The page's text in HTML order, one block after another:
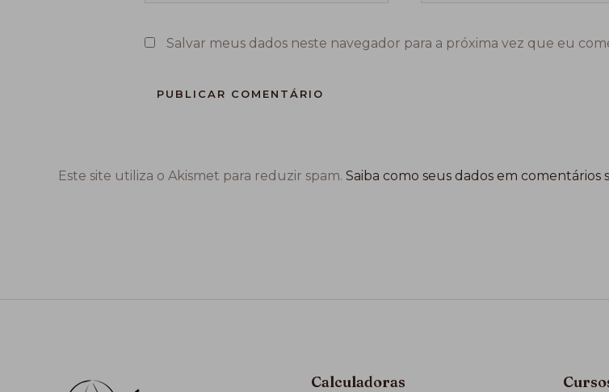
Salvar meus dados neste navegador para a próxima vez que eu
Este site utiliza o Akismet para reduzir spam. Saiba como seus dados em comentários
Calculadoras